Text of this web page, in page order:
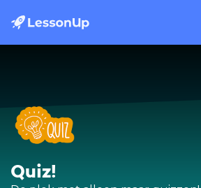
Quiz!